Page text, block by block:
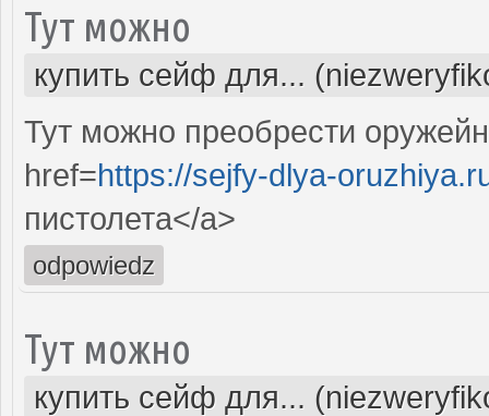
Тут можно
купить сейф для...
Тут можно преобрести
href=https://sejfy-dlya-
пистолета</a>
odpowiedz
Тут можно
купить сейф для...